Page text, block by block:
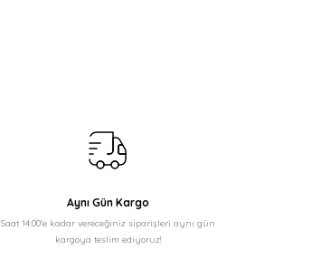
Aynı Gün Kargo
Saat 14:00'e kadar vereceğiniz siparişleri aynı gün
kargoya teslim ediyoruz!